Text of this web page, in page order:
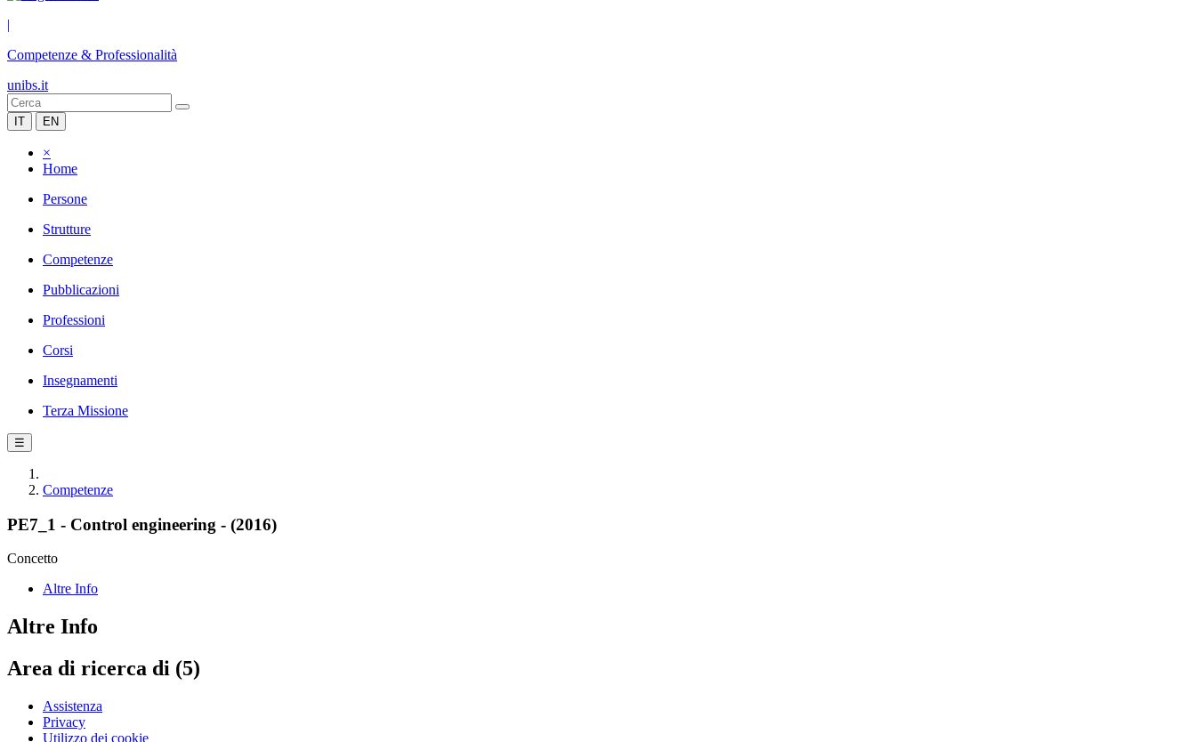
|
Competenze & Professionalità
unibs.it
IT EN
×
Home
Persone
Strutture
Competenze
Pubblicazioni
Professioni
Corsi
Insegnamenti
Terza Missione
☰
Competenze
PE7_1 - Control engineering - (2016)
Concetto
Altre Info
Altre Info
Area di ricerca di (5)
Assistenza
Privacy
Utilizzo dei cookie